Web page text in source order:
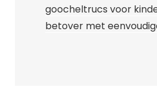
goocheltrucs voor
betover met